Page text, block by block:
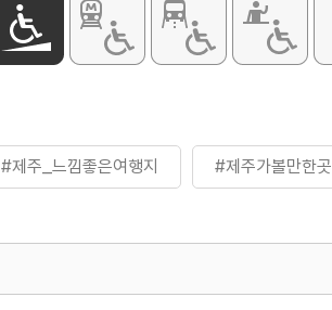
#제주_느낌좋은여행지 #제주가볼만한곳